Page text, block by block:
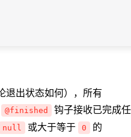
退出状态如何），所有
@finished
钩子接收已完成
null 或大于等于 0 的